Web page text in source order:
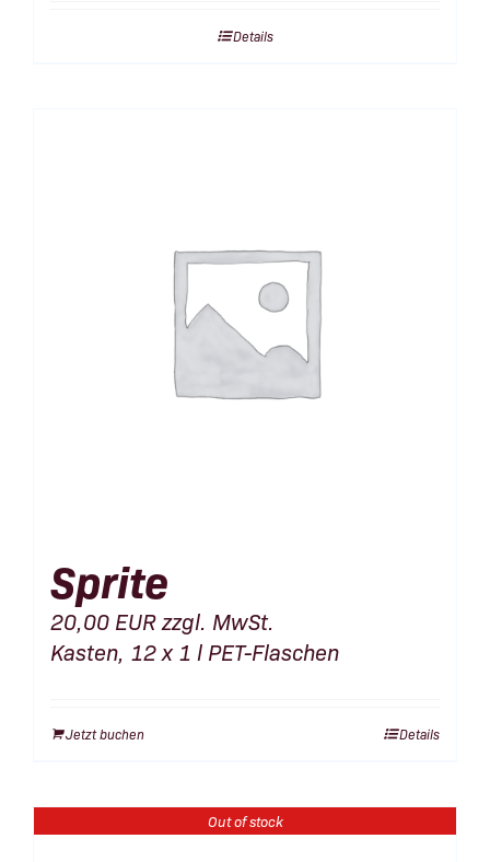
Details
Sprite
20,00 EURzzgl. MwSt.
Kasten, 12 x 1 l PET-Flaschen
Jetzt buchen Details
Out of stock